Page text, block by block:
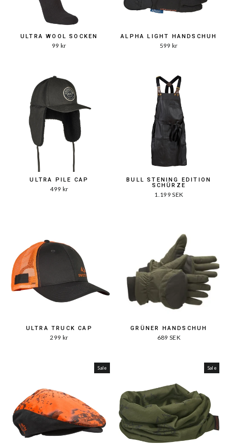
ULTRA WOOL SOCKEN
99 kr
ALPHA LIGHT HANDSCHUH
599 kr
ULTRA PILE CAP
499 kr
BULL STENING EDITION
SCHÜRZE
1.199 SEK
ULTRA TRUCK CAP
299 kr
GRÜNER HANDSCHUH
689 SEK
Sale Sale